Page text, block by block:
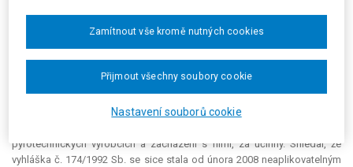
článku 2 vyhlášky č. 42/1999 Sb. hl. m. Prahy neúčinný a zákaz užívání
Městský soud se neztotožnil především s námitkou žalobců, že
právní předpisy obsahující definici pyrotechnických předmětů byly v
rozhodné době neaplikovatelné, a proto nebylo možné považovat zákaz
pyrotechnických výrobcích a zacházení s nimi, za účinný. Shledal, že
vyhláška č. 174/1992 Sb. se sice stala od února 2008 neaplikovatelným
Nastavení souborů cookie
Zamítnout vše kromě nutných cookies
Přijmout všechny soubory cookie